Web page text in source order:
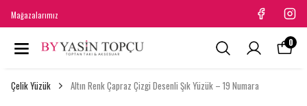
Mağazalarımız
0
Çelik Yüzük Altın Renk Çapraz Çizgi Desenli Şık Yüzük – 19 Numara